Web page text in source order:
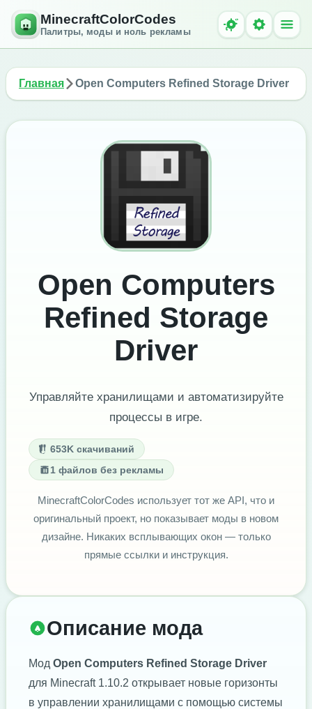
MinecraftColorCodes
Палитры, моды и ноль рекламы
Главная Open Computers Refined Storage Driver
Open Computers
Refined Storage
Driver
Управляйте хранилищами и автоматизируйте
процессы в игре.
653K скачиваний
1 файлов без рекламы
MinecraftColorCodes использует тот же API, что и
оригинальный проект, но показывает моды в новом
дизайне. Никаких всплывающих окон — только
прямые ссылки и инструкция.
Описание мода
Мод Open Computers Refined Storage Driver
для Minecraft 1.10.2 открывает новые горизонты
в управлении хранилищами с помощью системы